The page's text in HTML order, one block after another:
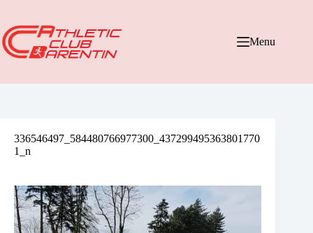
contenu
Menu
336546497_584480766977300_437299495363801770
1_n